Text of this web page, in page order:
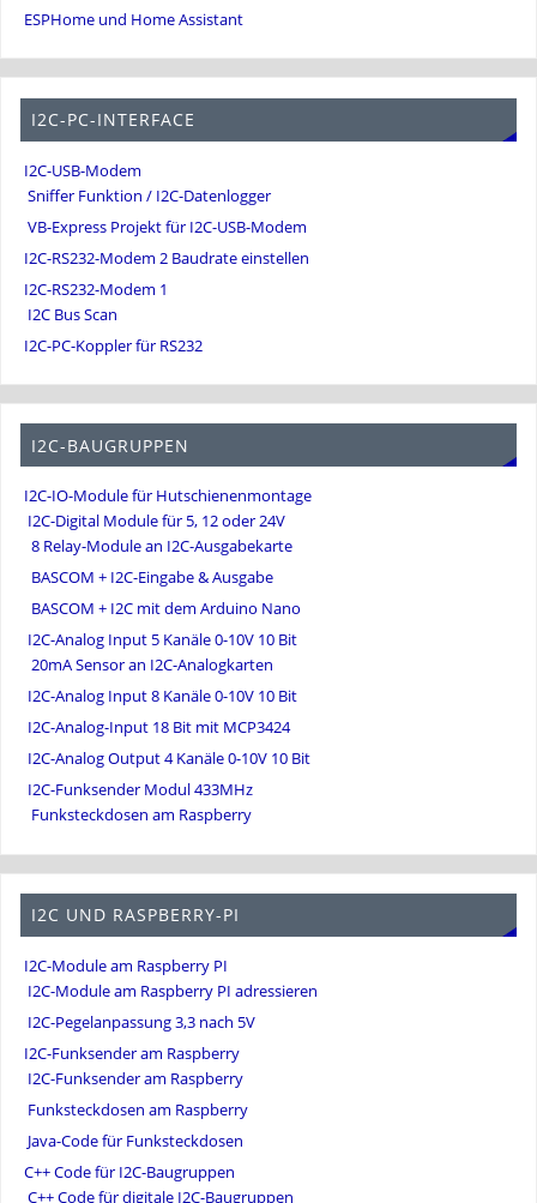
ESPHome und Home Assistant
I2C-PC-INTERFACE
I2C-USB-Modem
Sniffer Funktion / I2C-Datenlogger
VB-Express Projekt für I2C-USB-Modem
I2C-RS232-Modem 2 Baudrate einstellen
I2C-RS232-Modem 1
I2C Bus Scan
I2C-PC-Koppler für RS232
I2C-BAUGRUPPEN
I2C-IO-Module für Hutschienenmontage
I2C-Digital Module für 5, 12 oder 24V
8 Relay-Module an I2C-Ausgabekarte
BASCOM + I2C-Eingabe & Ausgabe
BASCOM + I2C mit dem Arduino Nano
I2C-Analog Input 5 Kanäle 0-10V 10 Bit
20mA Sensor an I2C-Analogkarten
I2C-Analog Input 8 Kanäle 0-10V 10 Bit
I2C-Analog-Input 18 Bit mit MCP3424
I2C-Analog Output 4 Kanäle 0-10V 10 Bit
I2C-Funksender Modul 433MHz
Funksteckdosen am Raspberry
I2C UND RASPBERRY-PI
I2C-Module am Raspberry PI
I2C-Module am Raspberry PI adressieren
I2C-Pegelanpassung 3,3 nach 5V
I2C-Funksender am Raspberry
I2C-Funksender am Raspberry
Funksteckdosen am Raspberry
Java-Code für Funksteckdosen
C++ Code für I2C-Baugruppen
C++ Code für digitale I2C-Baugruppen